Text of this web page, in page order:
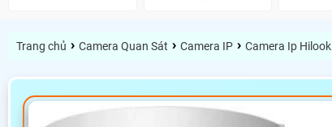
Trang chủ › Camera Quan Sát › Camera IP › Camera Ip Hilook